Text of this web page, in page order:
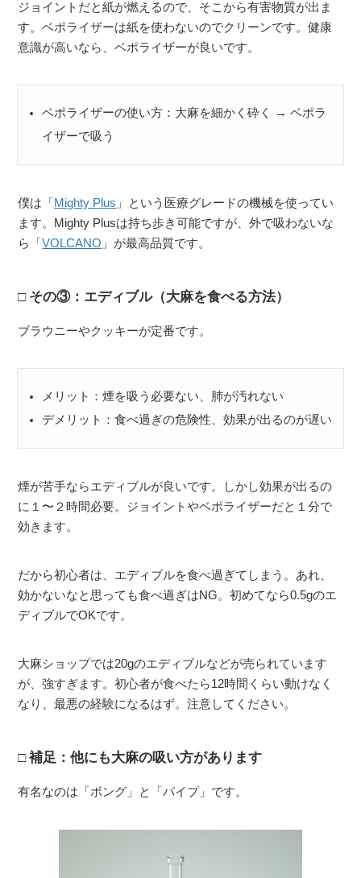
ジョイントだと紙が燃えるので、そこから有害物質が出ま
す。ベポライザーは紙を使わないのでクリーンです。健康
意識が高いなら、ベポライザーが良いです。
ベポライザーの使い方：大麻を細かく砕く → ベポラ
イザーで吸う
僕は「Mighty Plus 」という医療グレードの機械を使ってい
ます。Mighty Plusは持ち歩き可能ですが、外で吸わないな
ら「VOLCANO 」が最高品質です。
その③：エディブル（大麻を食べる方法）
ブラウニーやクッキーが定番です。
メリット：煙を吸う必要ない、肺が汚れない
デメリット：食べ過ぎの危険性、効果が出るのが遅い
煙が苦手ならエディブルが良いです。しかし効果が出るの
に１〜２時間必要。ジョイントやベポライザーだと１分で
効きます。
だから初心者は、エディブルを食べ過ぎてしまう。あれ、
効かないなと思っても食べ過ぎはNG。初めてなら0.5gのエ
ディブルでOKです。
大麻ショップでは20gのエディブルなどが売られています
が、強すぎます。初心者が食べたら12時間くらい動けなく
なり、最悪の経験になるはず。注意してください。
補足：他にも大麻の吸い方があります
有名なのは「ボング」と「パイプ」です。